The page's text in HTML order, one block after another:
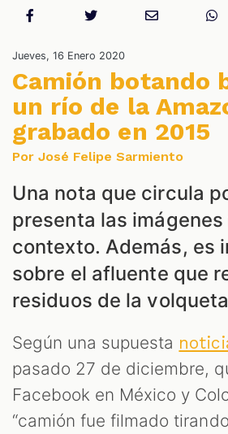
Jueves, 16 Enero 2020
Camión botando
un río de la
grabado en 2015
Por José Felipe Sarmiento
Una nota que circula
presenta las
contexto. Además, es
sobre el afluente que
residuos de la
Según una supuesta
pasado 27 de diciembre,
Facebook en México y
“camión fue filmado